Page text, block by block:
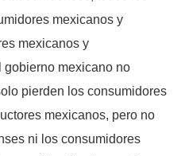
mexicanos y
mexicanos y
mexicano no
pierden los consumidores
mexicanos, pero no
ni los consumidores